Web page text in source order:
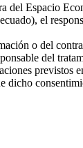
del Espacio
el
o del
del
dicho